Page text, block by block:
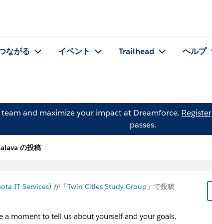
ながる イベント Trailhead ヘルプ
and maximize your impact at Dreamforce. Register
passes.
の投稿
IT Services) が「Twin Cities Study Group 」で投稿
a moment to tell us about yourself and your goals.